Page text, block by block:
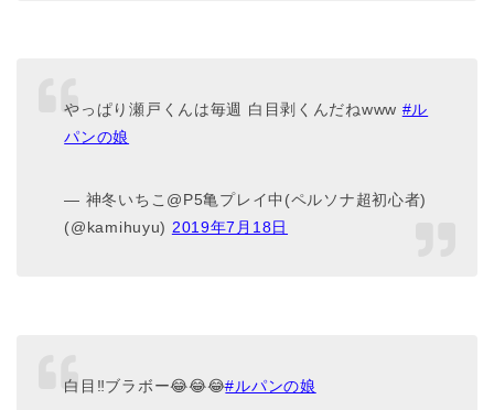
やっぱり瀬戸くんは毎週 白目剥くんだねwww #ル
パンの娘
— 神冬いちこ@P5亀プレイ中(ペルソナ超初心者)
(@kamihuyu) 2019年7月18日
白目‼️ブラボー😂😂😂#ルパンの娘